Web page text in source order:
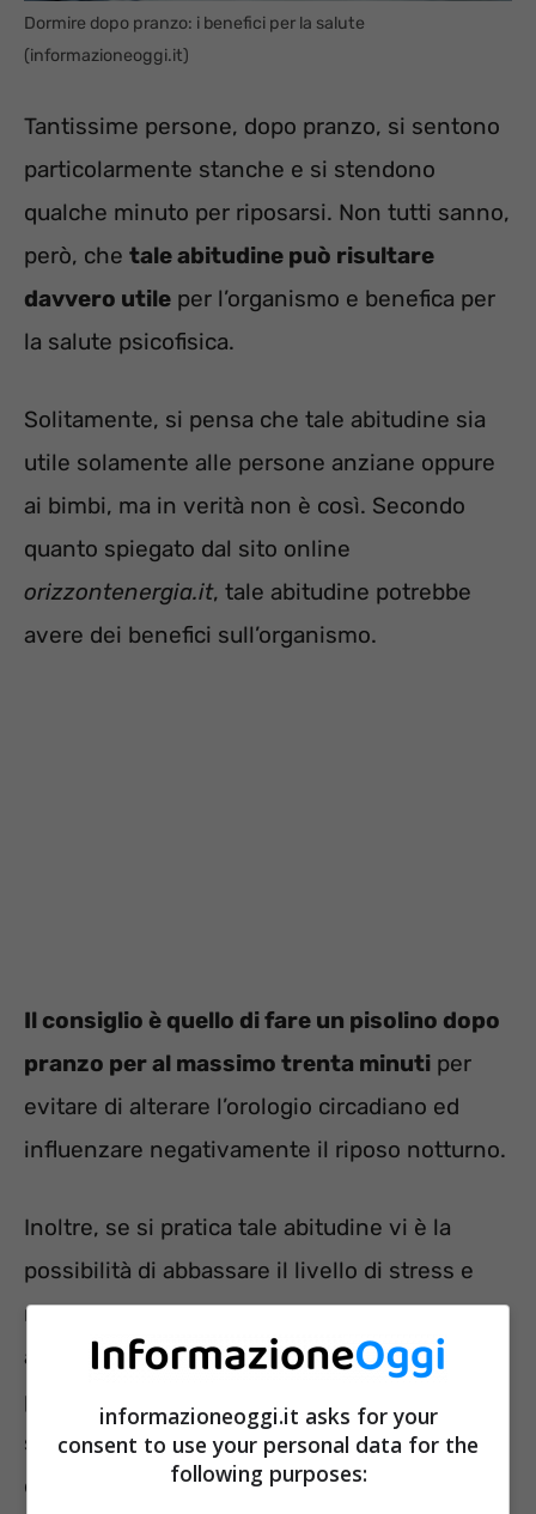
Dormire dopo pranzo: i benefici per la salute
(informazioneoggi.it)
Tantissime persone, dopo pranzo, si sentono
particolarmente stanche e si stendono
qualche minuto per riposarsi. Non tutti sanno,
però, che tale abitudine può risultare
davvero utile per l’organismo e benefica per
la salute psicofisica.
Solitamente, si pensa che tale abitudine sia
utile solamente alle persone anziane oppure
ai bimbi, ma in verità non è così. Secondo
quanto spiegato dal sito online
orizzontenergia.it, tale abitudine potrebbe
avere dei benefici sull’organismo.
Il consiglio è quello di fare un pisolino dopo
pranzo per al massimo trenta minuti per
evitare di alterare l’orologio circadiano ed
influenzare negativamente il riposo notturno.
Inoltre, se si pratica tale abitudine vi è la
possibilità di abbassare il livello di stress e
migliorare la memoria. In più, pare che tale
abitudine sia benefica anche per il cuore
perché riuscirebbe ad abbassare la pressione
sanguigna contrastando le patologie a carico
del sistema circolatorio.
informazioneoggi.it asks for your
consent to use your personal data for the
following purposes: